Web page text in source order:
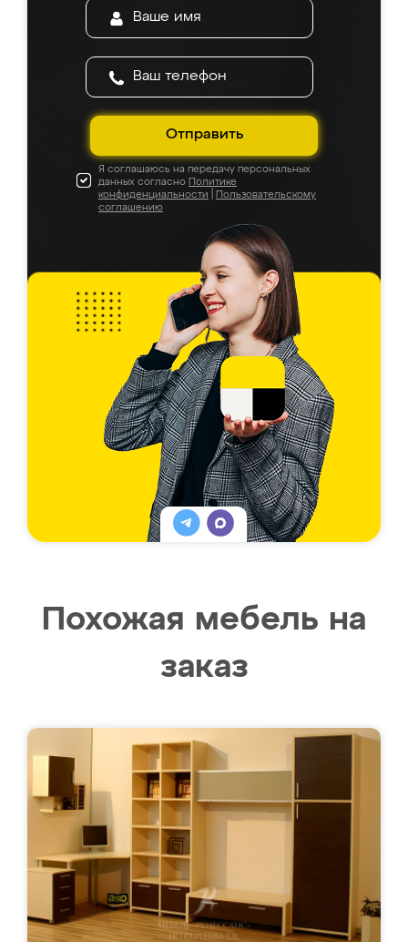
Отправить
Я соглашаюсь на передачу персональных
данных согласно Политике
конфиденциальности
Пользовательскому
соглашению
Похожая мебель на
заказ